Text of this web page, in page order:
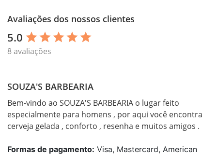
Avaliações dos nossos clientes
5.0 star star star star star
8 avaliações
SOUZA'S BARBEARIA
Bem-vindo ao SOUZA'S BARBEARIA o lugar feito
especialmente para homens , por aqui você encontra
cerveja gelada , conforto , resenha e muitos amigos .
Formas de pagamento: Visa, Mastercard, American